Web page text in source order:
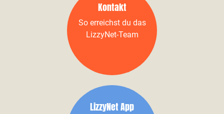
Kontakt
So erreichst du das
LizzyNet-Team
LizzyNet App